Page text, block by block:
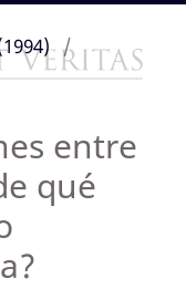
/
entre
qué